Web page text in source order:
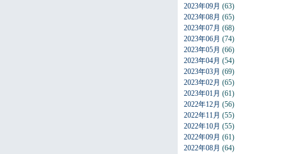
2023年09月 (63)
2023年08月 (65)
2023年07月 (68)
2023年06月 (74)
2023年05月 (66)
2023年04月 (54)
2023年03月 (69)
2023年02月 (65)
2023年01月 (61)
2022年12月 (56)
2022年11月 (55)
2022年10月 (55)
2022年09月 (61)
2022年08月 (64)